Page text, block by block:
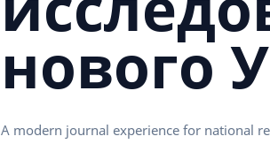
нового